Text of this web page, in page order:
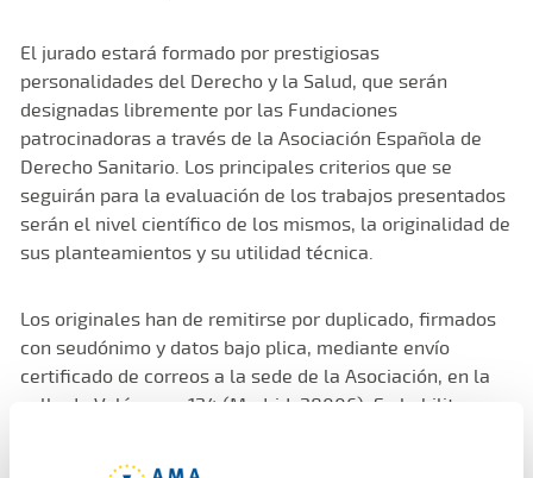
El jurado estará formado por prestigiosas
personalidades del Derecho y la Salud, que serán
designadas libremente por las Fundaciones
patrocinadoras a través de la Asociación Española de
Derecho Sanitario. Los principales criterios que se
seguirán para la evaluación de los trabajos presentados
serán el nivel científico de los mismos, la originalidad de
sus planteamientos y su utilidad técnica.
Los originales han de remitirse por duplicado, firmados
con seudónimo y datos bajo plica, mediante envío
certificado de correos a la sede de la Asociación, en la
calle de Velázquez 124 (Madrid, 28006). Se habilita un
hayan certificado antes de esa fecha límite. El plazo de